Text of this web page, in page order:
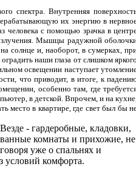
спектра. Внутренняя
их энергию в
человека с помощью зрачка в
Мышцы радужной
солнце и, наоборот, в сумерках,
наши глаза от слишком яркого
освещении наступает
что приводит, в итоге, к
особенно там, где
в детской. Впрочем, и на кухне,
место в квартире, где свет был бы
Везде - гардеробные, кладовки,
ванные комнаты и прихожие, не
говоря уже о спальнях и
условий комфорта.